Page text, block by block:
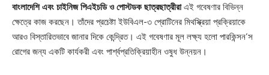
বাংলাদেশি এবং চাইনিজ পিএইচডি ও পোস্টডক ছাত্রছাত্রীরাএই গবেষণার বিভিন্ন
ক্ষেত্রে কাজ করছেন। তাঁদের প্রচেষ্টা ইউবিএল-৩ প্রোটিনের মিথস্ক্রিয়া প্রক্রিয়াকে
আরও বিস্তারিতভাবে জানার দিকে কেন্দ্রিত। এই গবেষণার মূল লক্ষ্য হলো পারকিন্সন’স
রোগের জন্য একটি কার্যকরী এবং পার্শ্বপ্রতিক্রিয়াহীন ওষুধ উন্নয়ন।